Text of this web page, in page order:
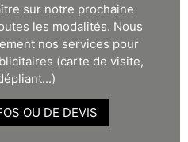
sur notre prochaine
les modalités. Nous
nos services pour
(carte de visite,
OU DE DEVIS